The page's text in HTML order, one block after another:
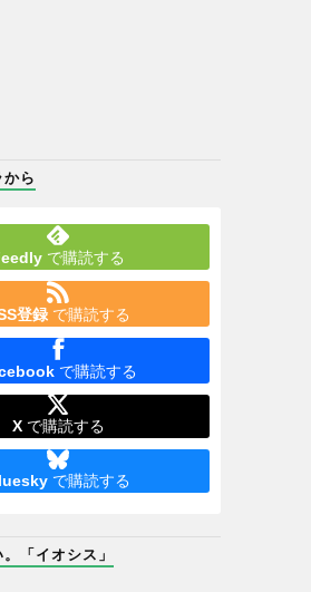
ら
で購読する
登録 で購読する
で購読する
Xで購読する
で購読する
「イオシス」